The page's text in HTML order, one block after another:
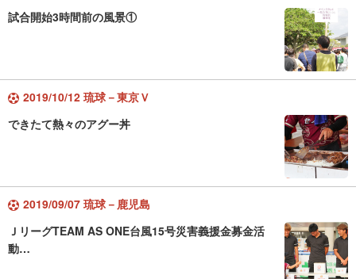
試合開始3時間前の風景①
2019/10/12 琉球－東京Ｖ
できたて熱々のアグー丼
2019/09/07 琉球－鹿児島
ＪリーグTEAM AS ONE台風15号災害義援金募金活
動…